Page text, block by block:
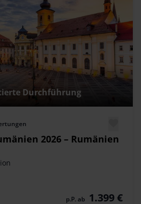
Durchführung
2026 – Rumänien
p.P. ab 1.399 €